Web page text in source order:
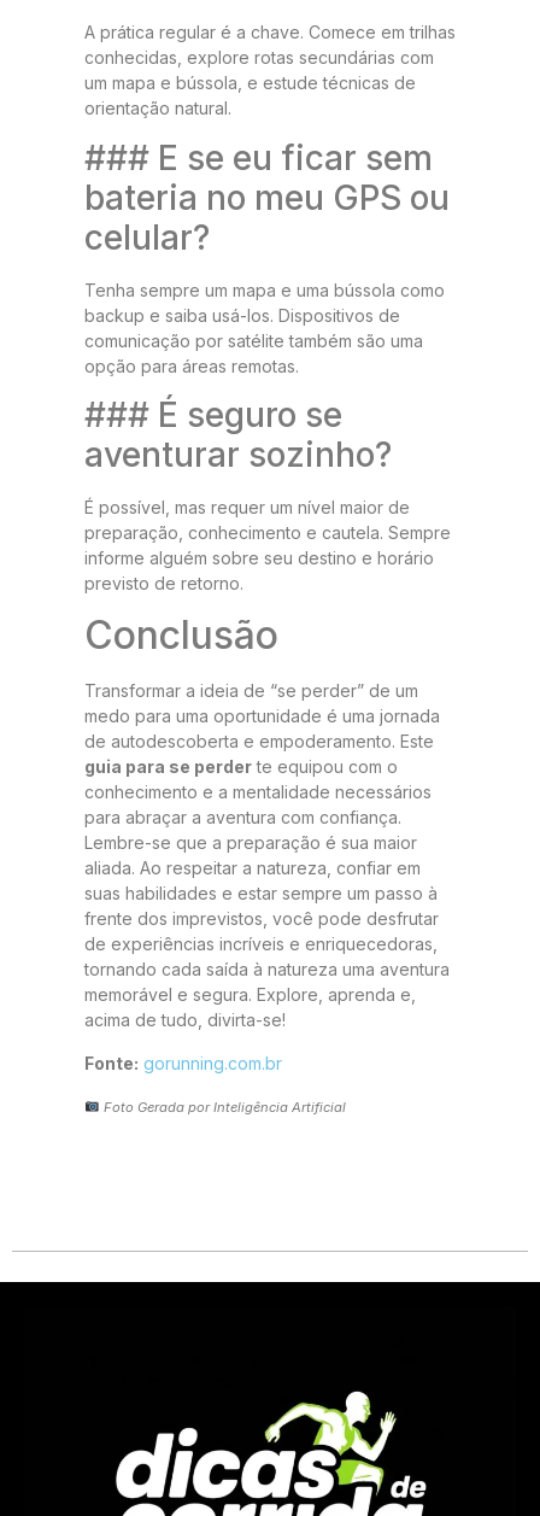
A prática regular é a chave. Comece em trilhas
conhecidas, explore rotas secundárias com
um mapa e bússola, e estude técnicas de
orientação natural.
### E se eu ficar sem
bateria no meu GPS ou
celular?
Tenha sempre um mapa e uma bússola como
backup e saiba usá-los. Dispositivos de
comunicação por satélite também são uma
opção para áreas remotas.
### É seguro se
aventurar sozinho?
É possível, mas requer um nível maior de
preparação, conhecimento e cautela. Sempre
informe alguém sobre seu destino e horário
previsto de retorno.
Conclusão
Transformar a ideia de “se perder” de um
medo para uma oportunidade é uma jornada
de autodescoberta e empoderamento. Este
guia para se perderte equipou com o
conhecimento e a mentalidade necessários
para abraçar a aventura com confiança.
Lembre-se que a preparação é sua maior
aliada. Ao respeitar a natureza, confiar em
suas habilidades e estar sempre um passo à
frente dos imprevistos, você pode desfrutar
de experiências incríveis e enriquecedoras,
tornando cada saída à natureza uma aventura
memorável e segura. Explore, aprenda e,
acima de tudo, divirta-se!
Fonte: gorunning.com.br
Foto Gerada por Inteligência Artificial